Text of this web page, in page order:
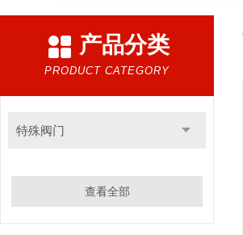
产品分类
PRODUCT CATEGORY
特殊阀门
查看全部